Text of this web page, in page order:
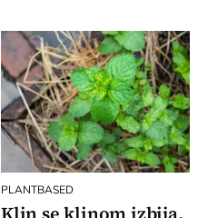
PLANTBASED